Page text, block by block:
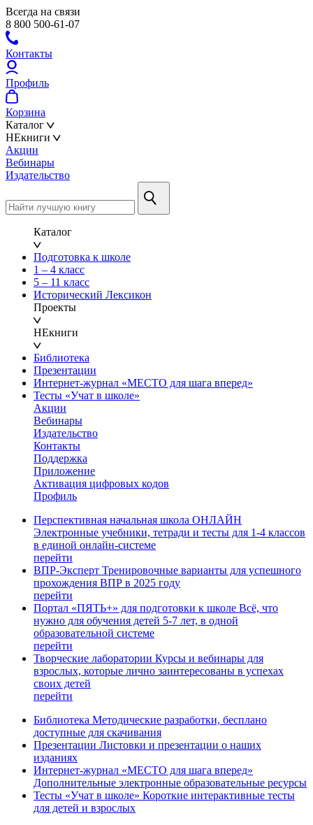
Всегда на связи
8 800 500-61-07
Контакты
Профиль
Корзина
Каталог
НЕкниги
Акции
Вебинары
Издательство
Каталог
Подготовка к школе
1 – 4 класс
5 – 11 класс
Исторический Лексикон
Проекты
НЕкниги
Библиотека
Презентации
Интернет-журнал «МЕСТО для шага вперед»
Тесты «Учат в школе»
Акции
Вебинары
Издательство
Контакты
Поддержка
Приложение
Активация цифровых кодов
Профиль
Перспективная начальная школа ОНЛАЙН
Электронные учебники, тетради и тесты для 1-4 классов
в единой онлайн-системе
перейти
ВПР-Эксперт Тренировочные варианты для успешного
прохождения ВПР в 2025 году
перейти
Портал «ПЯТЬ+» для подготовки к школе Всё, что
нужно для обучения детей 5-7 лет, в одной
образовательной системе
перейти
Творческие лаборатории Курсы и вебинары для
взрослых, которые лично заинтересованы в успехах
своих детей
перейти
Библиотека Методические разработки, бесплано
доступные для скачивания
Презентации Листовки и презентации о наших
изданиях
Интернет-журнал «МЕСТО для шага вперед»
Дополнительные электронные образовательные ресурсы
Тесты «Учат в школе» Короткие интерактивные тесты
для детей и взрослых